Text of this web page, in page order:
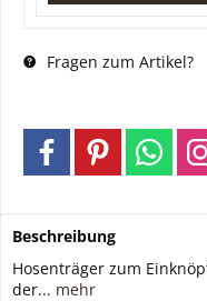
Fragen zum Artikel?
Beschreibung
Hosenträger zum
der... mehr